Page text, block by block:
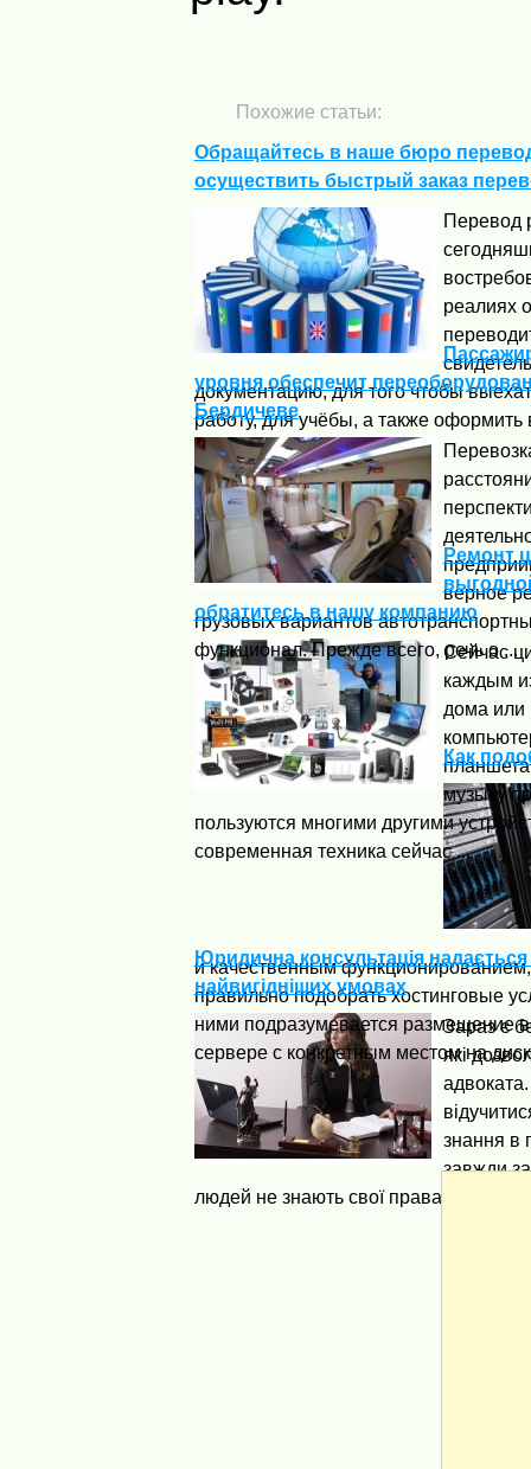
Похожие статьи:
Обращайтесь в наше бюро
осуществить быстрый заказ
Перевод
реалиях
документацию, для того чтобы
работу, для учёбы, а также оформить
уровня обеспечит
Бердичеве
верное
грузовых вариантов
функционал. Прежде всего, речь о ...
Ремонт
обратитесь в нашу компанию
Сейчас
каждым
дома или
музыку
пользуются многими другими
современная техника сейчас ...
Как
и качественным
правильно подобрать хостинговые
ними подразумевается размещение
сервере с конкретным местом на
Юридична консультація
найвигідніших умовах
Зараз є
які
знання в
завжди
людей не знають свої права, також